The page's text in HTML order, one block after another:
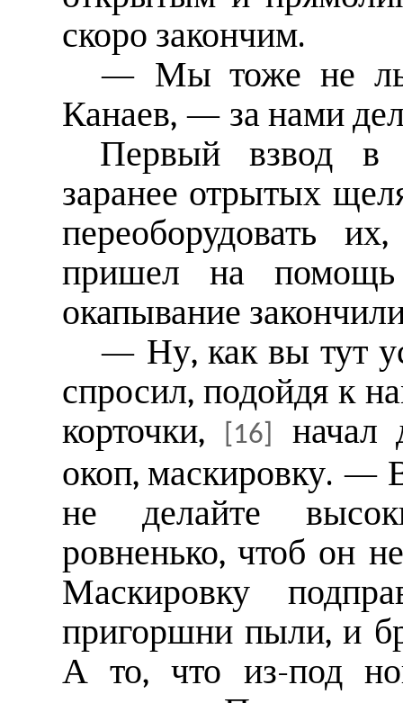
скоро закончим.
— Мы тоже не
Канаев, — за нами
Первый взвод в
заранее отрытых
переоборудовать
пришел на помощь
окапывание
— Ну, как вы тут
спросил, подойдя к
корточки,
[16]
начал
окоп, маскировку. —
не делайте
ровненько, чтоб он
Маскировку
пригоршни пыли, и
А то, что из-под